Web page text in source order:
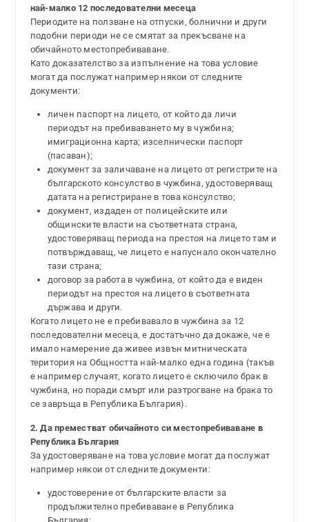
най-малко 12 последователни месеца
Периодите на ползване на отпуски, болнични и други
подобни периоди не се смятат за прекъсване на
обичайното местопребиваване.
Като доказателство за изпълнение на това условие
могат да послужат например някои от следните
документи:
личен паспорт на лицето, от който да личи
периодът на пребиваването му в чужбина;
имиграционна карта; изселнически паспорт
(пасаван);
документ за заличаване на лицето от регистрите на
българското консулство в чужбина, удостоверяващ
датата на регистриране в това консулство;
документ, издаден от полицейските или
общинските власти на съответната страна,
удостоверяващ периода на престоя на лицето там и
потвърждаващ, че лицето е напуснало окончателно
тази страна;
договор за работа в чужбина, от който да е виден
периодът на престоя на лицето в съответната
държава и други.
Когато лицето не е пребивавало в чужбина за 12
последователни месеца, е достатъчно да докаже, че е
имало намерение да живее извън митническата
територия на Общността най-малко една година (такъв
е например случаят, когато лицето е сключило брак в
чужбина, но поради смърт или разтрогване на брака то
се завръща в Република България).
2. Да преместват обичайното си местопребиваване в
Република България
За удостоверяване на това условие могат да послужат
например някои от следните документи:
удостоверение от българските власти за
продължително пребиваване в Република